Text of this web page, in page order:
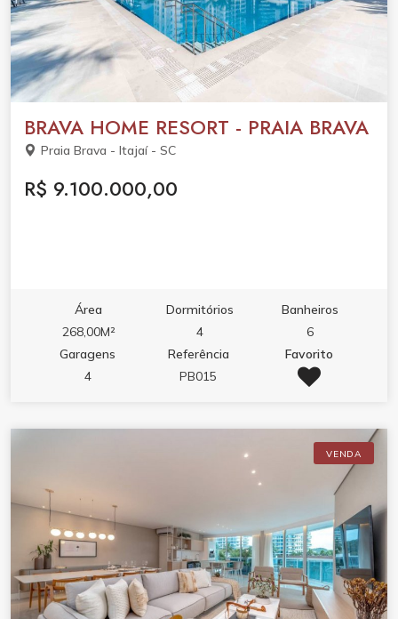
BRAVA HOME RESORT - PRAIA BRAVA
Praia Brava - Itajaí - SC
R$ 9.100.000,00
Área
268,00M²
Dormitórios
4
Banheiros
6
Garagens
4
Referência
PB015
Favorito
VENDA